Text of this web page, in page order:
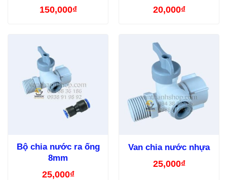
150,000₫ 20,000₫
Bộ chia nước ra ống
8mm
25,000₫
Van chia nước nhựa
25,000₫